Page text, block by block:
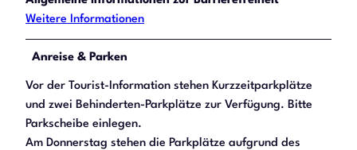
Weitere Informationen
Anreise & Parken
Vor der Tourist-Information stehen Kurzzeitparkplätze
und zwei Behinderten-Parkplätze zur Verfügung. Bitte
Parkscheibe einlegen.
Am Donnerstag stehen die Parkplätze aufgrund des